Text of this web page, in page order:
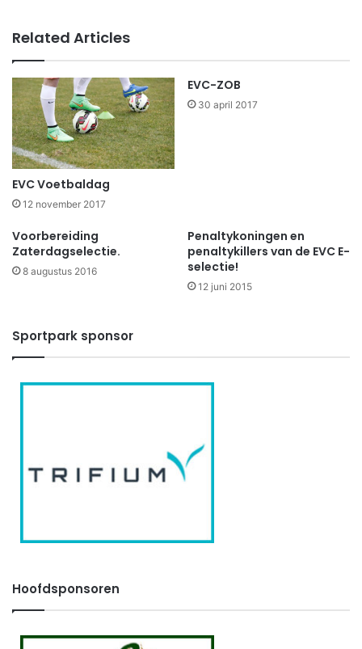
Related Articles
EVC Voetbaldag
12 november 2017
EVC-ZOB
30 april 2017
Voorbereiding
Zaterdagselectie.
8 augustus 2016
Penaltykoningen en
penaltykillers van de EVC E-
selectie!
12 juni 2015
Sportpark sponsor
Hoofdsponsoren